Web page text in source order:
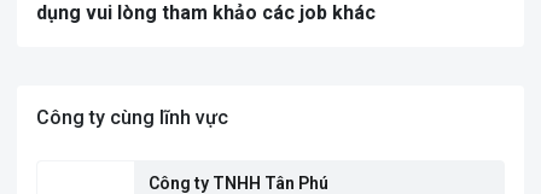
dụng vui lòng tham khảo các job khác
Công ty cùng lĩnh vực
Công ty TNHH Tân Phú